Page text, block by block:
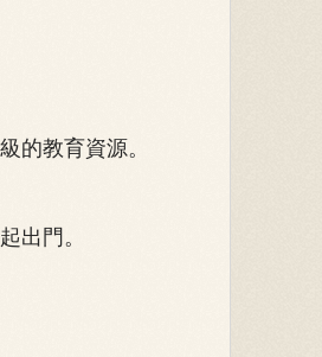
教育資源。
出門。